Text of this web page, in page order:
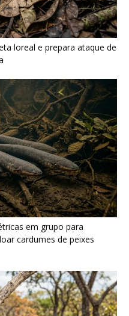
loreal e prepara ataque de
em grupo para
cardumes de peixes